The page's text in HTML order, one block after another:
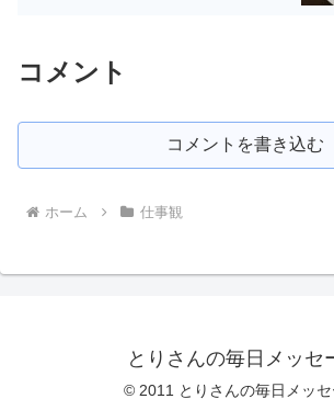
コメント
コメントを書き込む
ホーム 仕事観
とりさんの毎日メッセ
© 2011 とりさんの毎日メッセ